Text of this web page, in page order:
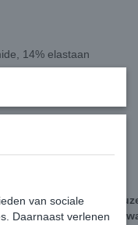
14% elastaan
3 producten naar
veilig te kunnen
van sociale
Daarnaast verlenen